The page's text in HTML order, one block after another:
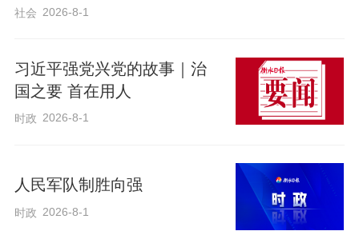
板、强优势、控风险，实现种业科技自立
社会 2026-8-1
习近平强党兴党的故事｜治
国之要 首在用人
时政 2026-8-1
人民军队制胜向强
时政 2026-8-1